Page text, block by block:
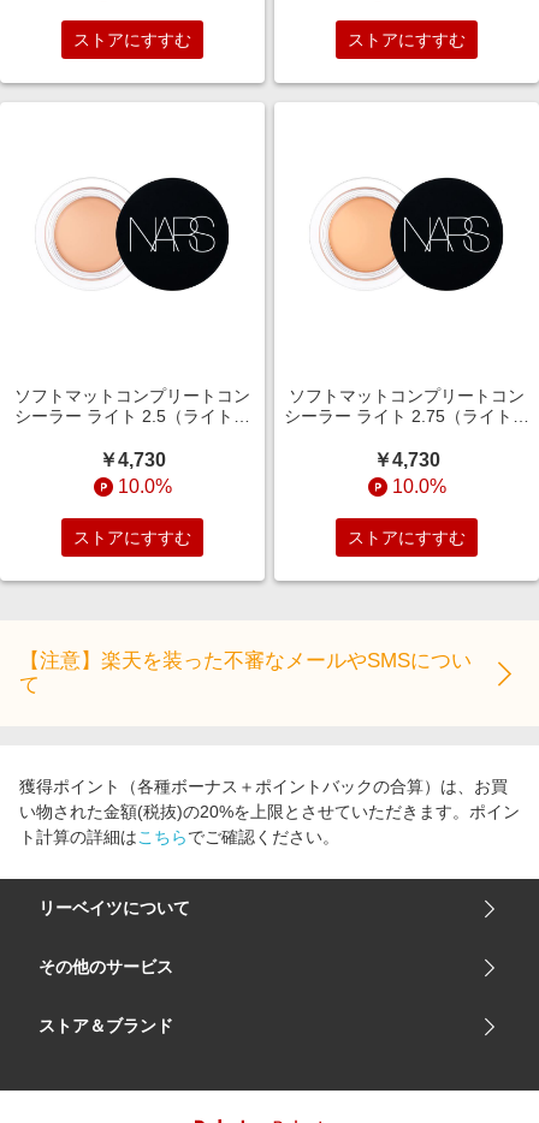
ストアにすすむ ストアにすすむ
ソフトマットコンプリートコン
シーラー ライト 2.5（ライトピ
￥4,730
10.0%
ストアにすすむ
ソフトマットコンプリートコン
シーラー ライト 2.75（ライトピ
￥4,730
10.0%
ストアにすすむ
【注意】楽天を装った不審なメールやSMSについ
て
獲得ポイント（各種ボーナス＋ポイントバックの合算）は、お買
い物された金額(税抜)の20%を上限とさせていただきます。ポイン
ト計算の詳細はこちらでご確認ください。
リーベイツについて
会社概要
サイトマップ
リーベイツ ポイントアシスト
その他のサービス
楽天市場
ストア＆ブランド